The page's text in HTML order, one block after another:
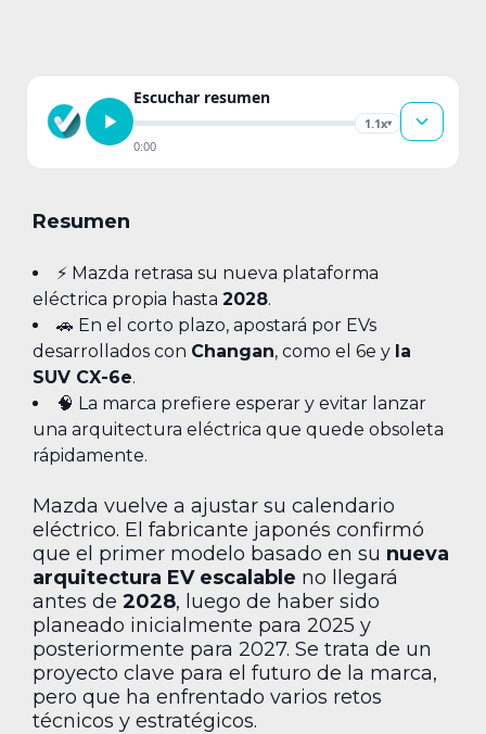
Escuchar resumen
1.1x▾
0:00
Resumen
⚡ Mazda retrasa su nueva plataforma
eléctrica propia hasta 2028.
🚗 En el corto plazo, apostará por EVs
desarrollados con Changan, como el 6e y la
SUV CX-6e.
🧠 La marca prefiere esperar y evitar lanzar
una arquitectura eléctrica que quede obsoleta
rápidamente.
Mazda vuelve a ajustar su calendario
eléctrico. El fabricante japonés confirmó
que el primer modelo basado en su nueva
arquitectura EV escalable no llegará
antes de 2028, luego de haber sido
planeado inicialmente para 2025 y
posteriormente para 2027. Se trata de un
proyecto clave para el futuro de la marca,
pero que ha enfrentado varios retos
técnicos y estratégicos.